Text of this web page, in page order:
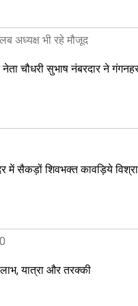
अध्यक्ष भी रहे मौजूद
चौधरी सुभाष नंबरदार ने
में सैकड़ों शिवभक्त कावड़िये
यात्रा और तरक्की